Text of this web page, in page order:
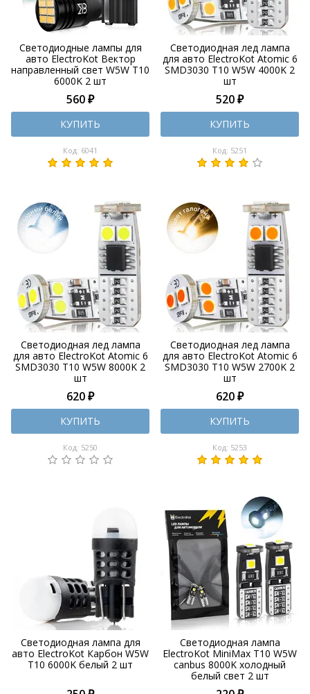
Светодиодные лампы для
авто ElectroKot Вектор
направленный свет W5W T10
6000K 2 шт
560 ₽
КУПИТЬ
Код: 6041
Светодиодная лед лампа
для авто ElectroKot Atomic 6
SMD3030 T10 W5W 4000K 2
шт
520 ₽
КУПИТЬ
Код: 5251
Светодиодная лед лампа
для авто ElectroKot Atomic 6
SMD3030 T10 W5W 8000K 2
шт
620 ₽
КУПИТЬ
Код: 5250
Светодиодная лед лампа
для авто ElectroKot Atomic 6
SMD3030 T10 W5W 2700K 2
шт
620 ₽
КУПИТЬ
Код: 5253
Светодиодная лампа для
авто ElectroKot Карбон W5W
T10 6000K белый 2 шт
Светодиодная лампа
ElectroKot MiniMax T10 W5W
canbus 8000K холодный
белый свет 2 шт